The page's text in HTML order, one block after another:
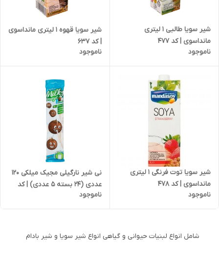
شیر سویا طالبی 1 لیتری
مانداسوی | کد 477
ناموجود
شیر سویا قهوه 1 لیتری مانداسوی
| کد 637
ناموجود
شیر سویا توت فرنگی 1 لیتری
مانداسوی | کد 478
ناموجود
نی شیر نارگیلی مجیک میلکی 120
عددی (24 بسته 5 عددی) | کد
877
ناموجود
شامل انواع لبنیات حیوانی و گیاهی انواع شیر سویا و شیر بادام